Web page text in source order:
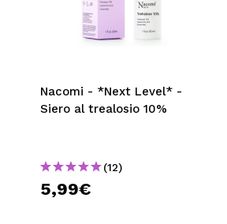
Nacomi - *Next Level* -
Siero al trealosio 10%
(12)
5,99€